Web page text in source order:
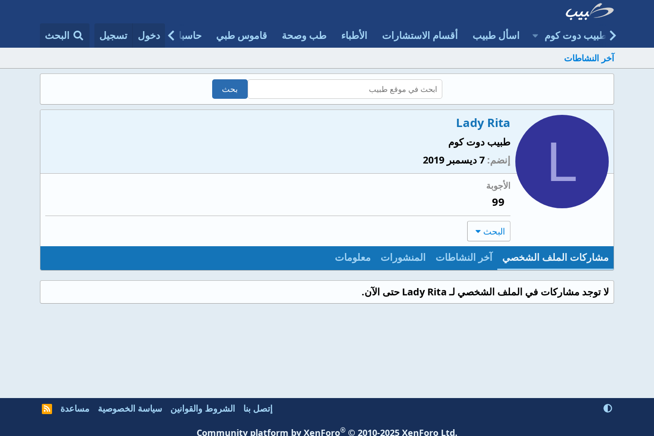
طبيب دوت كوم اسأل طبيب أقسام الاستشارات الأطباء طب وصحة قاموس طبي حاسبات طبية مقالات الأطباء دخول تسجيل البحث
آخر النشاطات
L
Lady Rita
طبيب دوت كوم
إنضم 7 ديسمبر 2019
الأجوبة
99
البحث
مشاركات الملف الشخصي آخر النشاطات المنشورات معلومات
لا توجد مشاركات في الملف الشخصي لـ Lady Rita حتى الآن.
إتصل بنا الشروط والقوانين سياسة الخصوصية مساعدة
R
Community platform by XenForo® © 2010-2025 XenForo Ltd.